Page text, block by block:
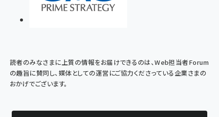
読者のみなさまに上質の情報をお届けできるのは、Web担当者Forum
の趣旨に賛同し、媒体としての運営にご協力くださっている企業さまの
おかげでございます。